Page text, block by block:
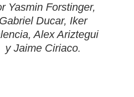
Yasmin Forstinger,
Gabriel Ducar, Iker
Alex Ariztegui
y Jaime Ciriaco.